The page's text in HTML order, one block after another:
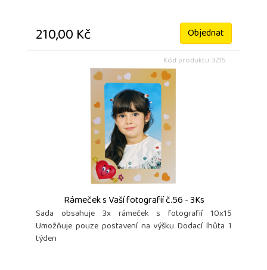
210,00 Kč Objednat
Kód produktu: 3215
Rámeček s Vaší fotografií č.56 - 3Ks
Sada obsahuje 3x rámeček s fotografií 10x15
Umožňuje pouze postavení na výšku Dodací lhůta 1
týden